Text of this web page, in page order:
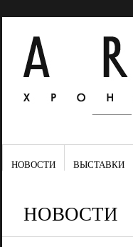
НОВОСТИ ВЫСТАВКИ
НОВОСТИ